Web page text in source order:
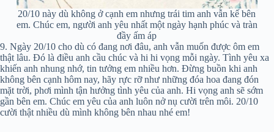
20/10 này dù không ở cạnh em nhưng trái tim anh vẫn kế bên
em. Chúc em, người anh yêu nhất một ngày hạnh phúc và tràn
đầy ấm áp
9. Ngày 20/10 cho dù có đang nơi đâu, anh vẫn muốn được ôm em
thật lâu. Đó là điều anh cầu chúc và hi hi vọng mỗi ngày. Tình yêu xa
khiến anh nhung nhớ, tin tưởng em nhiều hơn. Đừng buồn khi anh
không bên cạnh hôm nay, hãy rực rỡ như những đóa hoa đang đón
mặt trời, phơi mình tận hưởng tình yêu của anh. Hi vọng anh sẽ sớm
gần bên em. Chúc em yêu của anh luôn nở nụ cười trên môi. 20/10
cười thật nhiều dù mình không bên nhau nhé em!